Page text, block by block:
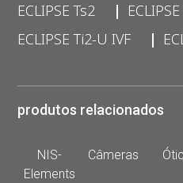
ECLIPSE Ts2
ECLIPSE Ti2-U IVF
produtos relacionados
NIS-
Elements
Câmeras